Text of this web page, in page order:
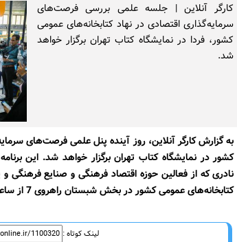
کارگر آنلاین | جلسه علمی بررسی فرصت‌های
سرمایه‌گذاری اقتصادی در نهاد کتابخانه‌های عمومی
کشور، فردا در نمایشگاه کتاب تهران برگزار خواهد
شد.
به گزارش کارگر آنلاین، روز آینده پنل علمی فرصت‌های
کشور در نمایشگاه کتاب تهران برگزار خواهد شد. این
نادری که از فعالین حوزه اقتصاد فرهنگی و صنایع فرهنگی
کتابخانه‌های عمومی کشور در بخش شبستان راهروی 7 از ساعت 16 تا 17 برگزار می‌شود.
لینک کوتاه :